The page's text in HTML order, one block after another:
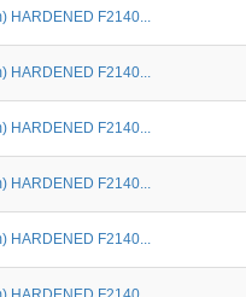
HARDENED F2140...
HARDENED F2140...
HARDENED F2140...
HARDENED F2140...
HARDENED F2140...